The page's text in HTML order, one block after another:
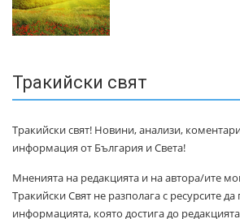
Тракийски свят
Тракийски свят! Новини, анализи,
информация от България и Света!
Мненията на редакцията и на автора/ите
Тракийски Свят не разполага с ресурсите
информацията, която достига до